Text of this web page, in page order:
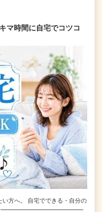
マ時間に自宅でコツコ
い方へ。 自宅でできる・自分の
し！ ━━━━━━━━━━━━━━